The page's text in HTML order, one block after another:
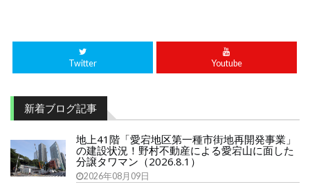
Twitter Youtube
新着ブログ記事
地上41階「愛宕地区第一種市街地再開発事業」
の建設状況！野村不動産による愛宕山に面した
分譲タワマン（2026.8.1）
2026年08月09日